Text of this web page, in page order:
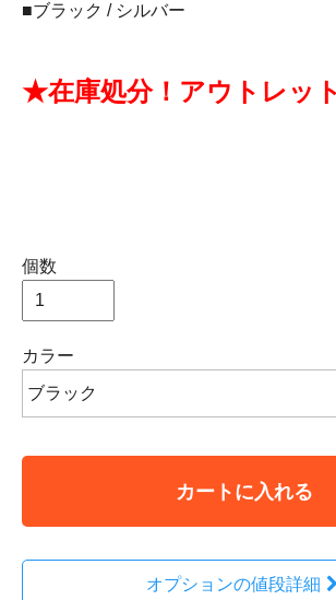
■ブラック / シルバー
★在庫処分！アウトレッ
個数
カラー
カートに入れる
オプションの値段詳細